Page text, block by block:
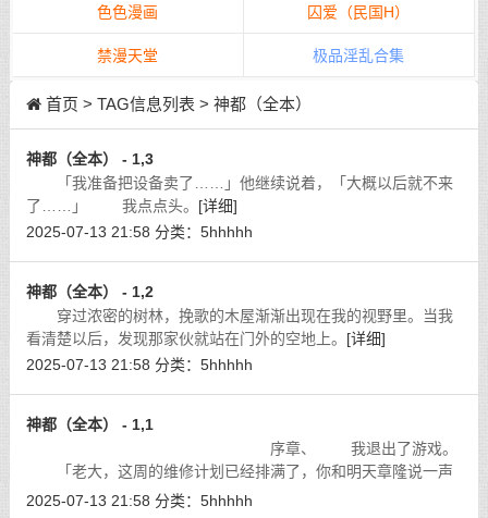
色色漫画 囚爱（民国H）
禁漫天堂 极品淫乱合集
首页 > TAG信息列表 > 神都（全本）
神都（全本） - 1,3
「我准备把设备卖了……」他继续说着，「大概以后就不来
了……」 我点点头。 [详细]
2025-07-13 21:58 分类： 5hhhhh
神都（全本） - 1,2
穿过浓密的树林，挽歌的木屋渐渐出现在我的视野里。当我
看清楚以后，发现那家伙就站在门外的空地上。 [详细]
2025-07-13 21:58 分类： 5hhhhh
神都（全本） - 1,1
序章、 我退出了游戏。
「老大，这周的维修计划已经排满了，你和明天章隆说一声
吧，别让他再接单了。」洛克抬头看了一眼正在爬出游戏仓的
2025-07-13 21:58 分类： 5hhhhh